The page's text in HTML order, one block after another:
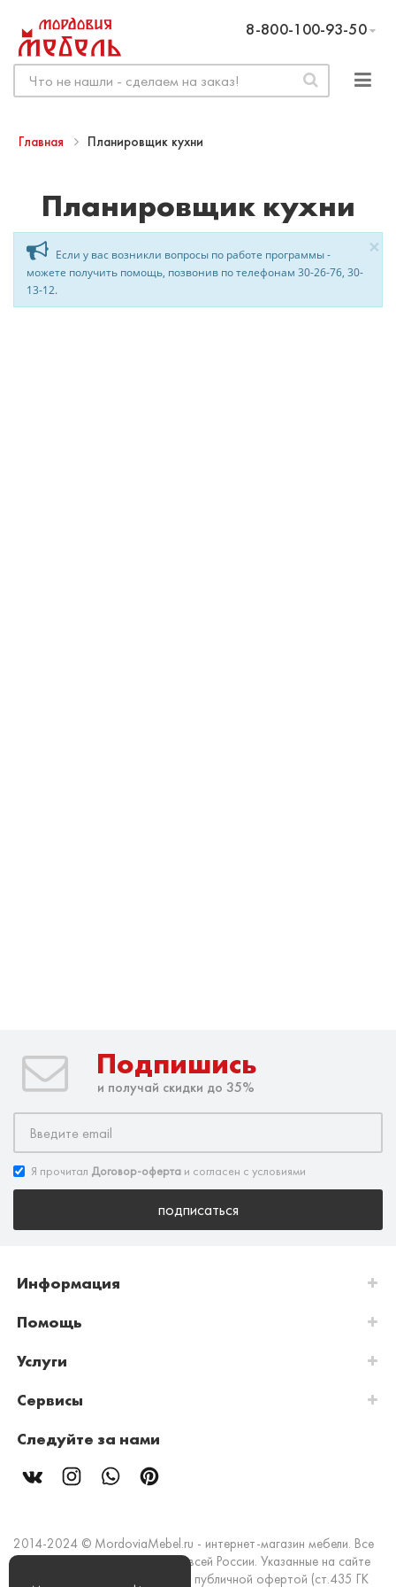
8-800-100-93-50
Главная Планировщик кухни
Планировщик кухни
×
Если у вас возникли вопросы по работе программы -
можете получить помощь, позвонив по телефонам 30-26-76, 30-
13-12.
Подпишись
и получай скидки до 35%
Я прочитал Договор-оферта и согласен с условиями
подписаться
Информация
Помощь
Услуги
Сервисы
Следуйте за нами
2014-2024 © MordoviaMebel.ru - интернет-магазин мебели. Все
права защищены. Доставка по всей России. Указанные на сайте
цены и информация не являются публичной офертой (ст.435 ГК